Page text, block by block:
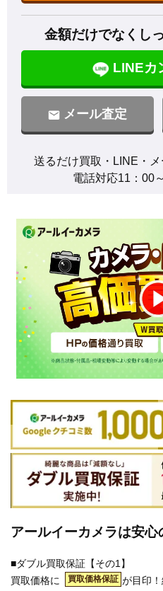
金額だけでなくし
LINEカ
メール査定
送るだけ買取・LINE・
電話対応11：00
アールイーカメラは安心
■ダブル買取保証【その1】
買取価格に
買取価格保証 が目印